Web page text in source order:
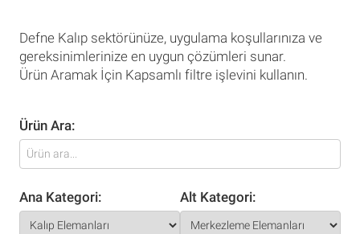
Defne Kalıp sektörünüze, uygulama koşullarınıza ve
gereksinimlerinize en uygun çözümleri sunar.
Ürün Aramak İçin Kapsamlı filtre işlevini kullanın.
Ürün Ara:
Ana Kategori: Alt Kategori: